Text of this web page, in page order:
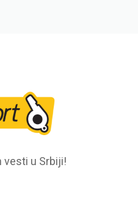
vesti u Srbiji!